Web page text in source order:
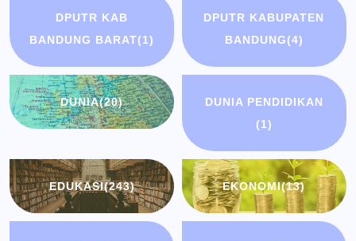
DPUTR KAB
BANDUNG BARAT(1)
DPUTR KABUPATEN
BANDUNG(4)
DUNIA(20)
DUNIA PENDIDIKAN
(1)
EDUKASI(243) EKONOMI(13)